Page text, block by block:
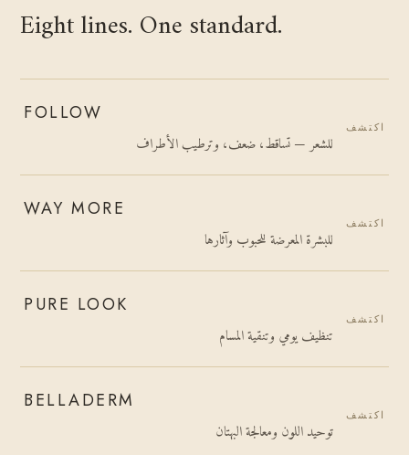
Eight lines. One standard.
FOLLOW
للشعر — تساقط، ضعف، وترطيب الأطراف
اكتشف
WAY MORE
للبشرة المعرضة للحبوب وآثارها
اكتشف
PURE LOOK
تنظيف يومي وتنقية المسام
اكتشف
BELLADERM
توحيد اللون ومعالجة البهتان
اكتشف